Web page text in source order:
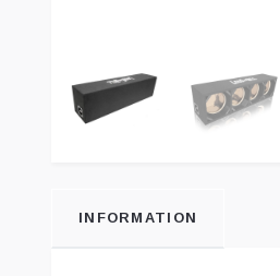
INFORMATION